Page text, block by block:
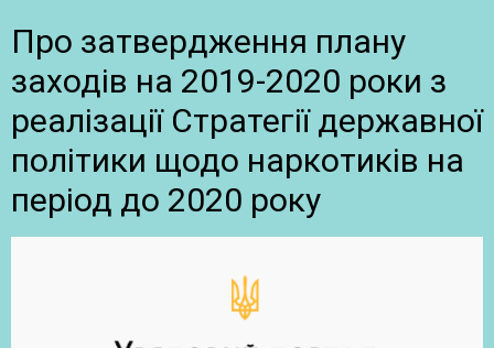
Про затвердження плану
заходів на 2019-2020 роки з
реалізації Стратегії державної
політики щодо наркотиків на
період до 2020 року